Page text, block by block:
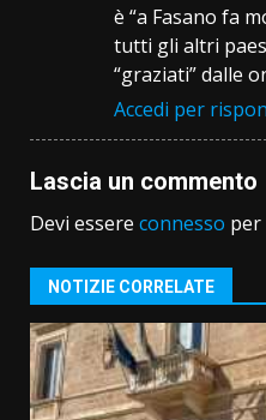
è “a Fasano fa
tutti gli altri
“graziati” dalle
Accedi per
Lascia un commento
Devi essere connesso per
NOTIZIE CORRELATE